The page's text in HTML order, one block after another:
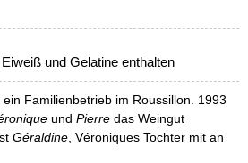
und Gelatine enthalten
ein Familienbetrieb im Roussillon. 1993
und Pierre das Weingut
Géraldine , Véroniques Tochter mit an